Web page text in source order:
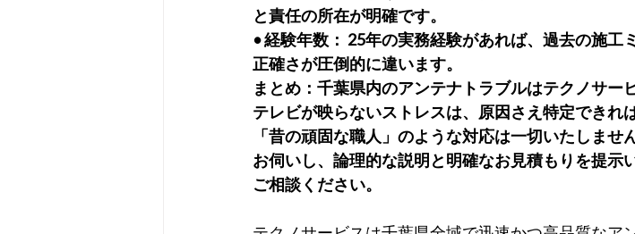
と責任の所在が明確です。
• 経験年数： 25年の実務経験があれば、過去の施
正確さが圧倒的に違います。
まとめ：千葉県内のアンテナトラブルはテクノサー
テレビが映らないストレスは、原因さえ特定できれ
「昔の頑固な職人」のような対応は一切いたしま
お伺いし、論理的な説明と明確なお見積もりを提示
ご相談ください。